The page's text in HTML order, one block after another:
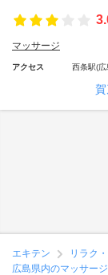
マッサージ
アクセス 西条駅(広
エキテン リラク
広島県内のマッサー